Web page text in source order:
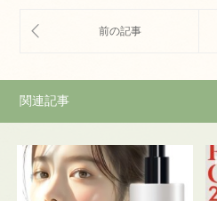
関連記事